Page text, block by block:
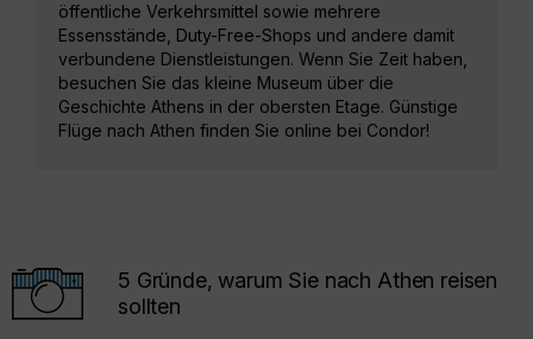
öffentliche Verkehrsmittel sowie mehrere
Essensstände, Duty-Free-Shops und andere damit
verbundene Dienstleistungen. Wenn Sie Zeit haben,
besuchen Sie das kleine Museum über die
Geschichte Athens in der obersten Etage. Günstige
Flüge nach Athen finden Sie online bei Condor!
5 Gründe, warum Sie nach Athen reisen
sollten